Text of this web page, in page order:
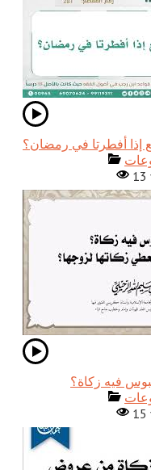
إذا أفطرتا في رمضان؟
13
15